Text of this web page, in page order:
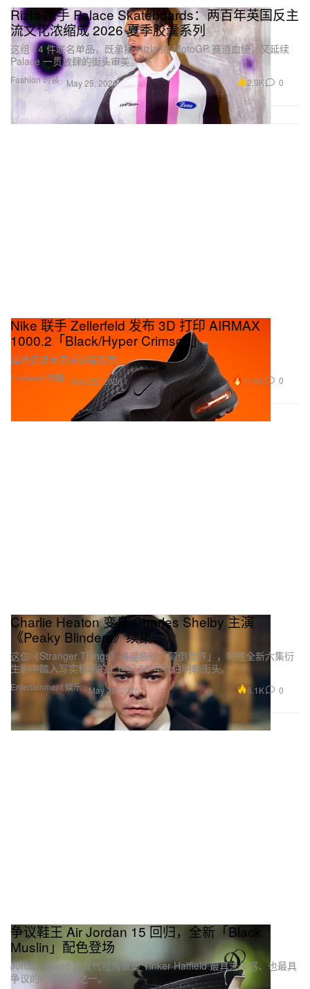
Fashion 时装
Rizla 携手 Palace Skateboards：两百年英国反主
流文化浓缩成 2026 夏季胶囊系列
这组 14 件联名单品，既承接 Rizla 的 MotoGP 赛道血统，又延续
Palace 一贯放肆的街头审美。
May 25, 2026 2.9K 0
Footwear 球鞋
Nike 联手 Zellerfeld 发布 3D 打印 AIRMAX
1000.2「Black/Hyper Crimson」
延续这波未来感球鞋攻势。
May 25, 2026 11.6K 0
Entertainment 娱乐
Charlie Heaton 变身 Charles Shelby 主演
《Peaky Blinders》续集
这位《Stranger Things》男星告别「颠倒世界」，将在全新六集衍
生剧中踏入写实粗粝的上世纪 50 年代伯明翰街头。
May 25, 2026 6.1K 0
争议鞋王 Air Jordan 15 回归，全新「Black
Muslin」配色登场
Jordan Brand 以现代视角重塑 Tinker Hatfield 最具未来感、也最具
争议的经典设计之一。